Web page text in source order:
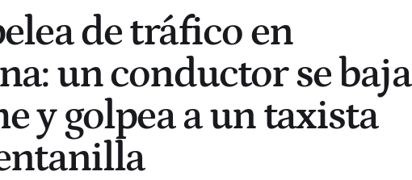
de tráfico en
un conductor se baja
y golpea a un taxista